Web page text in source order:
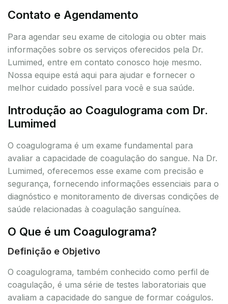
Contato e Agendamento
Para agendar seu exame de citologia ou obter mais
informações sobre os serviços oferecidos pela Dr.
Lumimed, entre em contato conosco hoje mesmo.
Nossa equipe está aqui para ajudar e fornecer o
melhor cuidado possível para você e sua saúde.
Introdução ao Coagulograma com Dr.
Lumimed
O coagulograma é um exame fundamental para
avaliar a capacidade de coagulação do sangue. Na Dr.
Lumimed, oferecemos esse exame com precisão e
segurança, fornecendo informações essenciais para o
diagnóstico e monitoramento de diversas condições de
saúde relacionadas à coagulação sanguínea.
O Que é um Coagulograma?
Definição e Objetivo
O coagulograma, também conhecido como perfil de
coagulação, é uma série de testes laboratoriais que
avaliam a capacidade do sangue de formar coágulos.